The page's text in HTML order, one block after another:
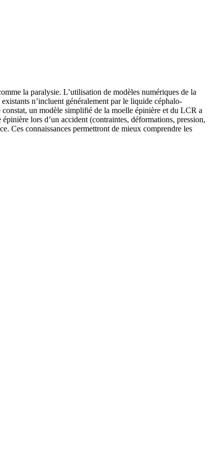
la paralysie. L’utilisation de modèles numériques de la
n’incluent généralement par le liquide céphalo-
un modèle simplifié de la moelle épinière et du LCR a
lors d’un accident (contraintes, déformations, pression,
Ces connaissances permettront de mieux comprendre les